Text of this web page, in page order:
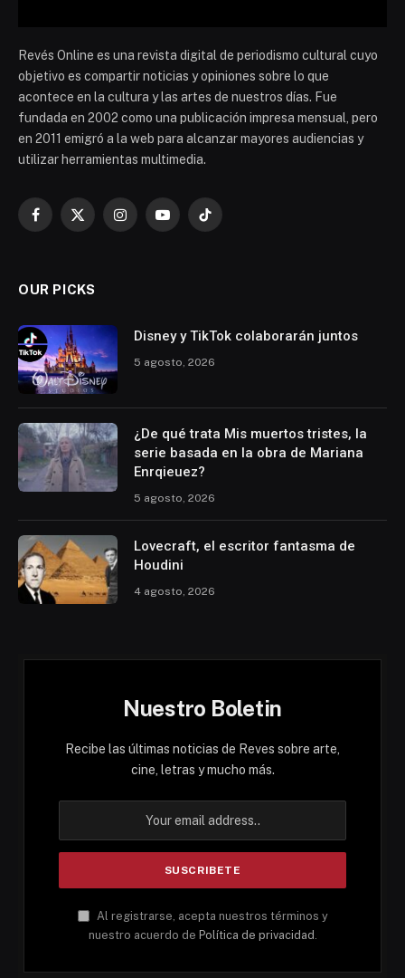
Revés Online es una revista digital de periodismo cultural cuyo
objetivo es compartir noticias y opiniones sobre lo que
acontece en la cultura y las artes de nuestros días. Fue
fundada en 2002 como una publicación impresa mensual, pero
en 2011 emigró a la web para alcanzar mayores audiencias y
utilizar herramientas multimedia.
Facebook
X
InstagramYouTubeTikTok
OUR PICKS
Disney y TikTok colaborarán juntos
5 agosto, 2026
¿De qué trata Mis muertos tristes, la
serie basada en la obra de Mariana
Enrqieuez?
5 agosto, 2026
Lovecraft, el escritor fantasma de
Houdini
4 agosto, 2026
Nuestro Boletin
Recibe las últimas noticias de Reves sobre arte,
cine, letras y mucho más.
Al registrarse, acepta nuestros términos y
nuestro acuerdo de Política de privacidad .